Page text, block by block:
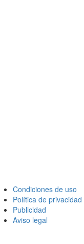
Condiciones de uso
Política de privacidad
Publicidad
Aviso legal